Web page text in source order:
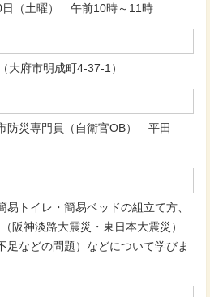
日（土曜） 午前10時～11時
大府市明成町4-37-1）
防災専門員（自衛官OB） 平田
トイレ・簡易ベッドの組立て方、
阪神淡路大震災・東日本大震災）
足などの問題）などについて学びま